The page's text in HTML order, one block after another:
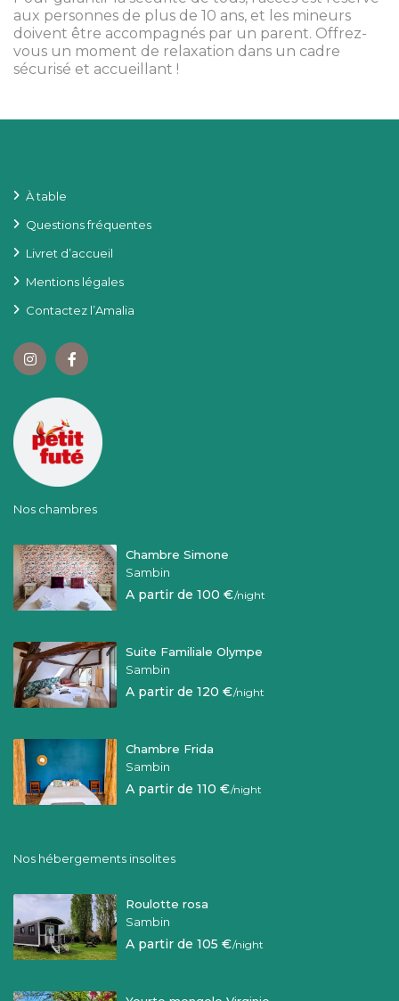
aux personnes de plus de 10 ans, et les mineurs
doivent être accompagnés par un parent. Offrez-
vous un moment de relaxation dans un cadre
sécurisé et accueillant !
À table
Questions fréquentes
Livret d’accueil
Mentions légales
Contactez l’Amalia
Nos chambres
Chambre Simone
Sambin
A partir de 100 €/night
Suite Familiale Olympe
Sambin
A partir de 120 €/night
Chambre Frida
Sambin
A partir de 110 €/night
Nos hébergements insolites
Roulotte rosa
Sambin
A partir de 105 €/night